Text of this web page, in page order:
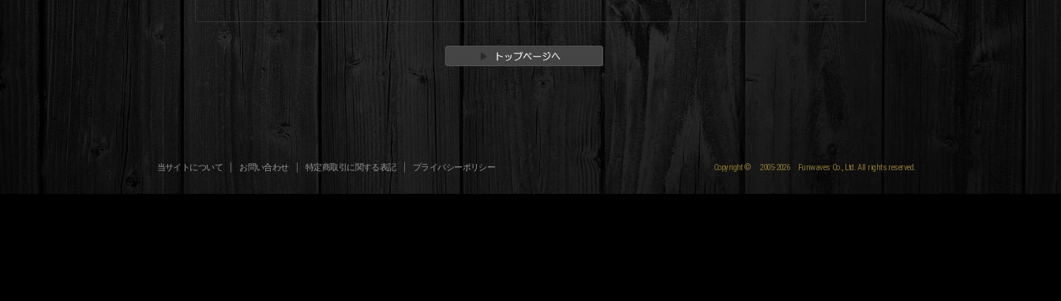
当サイトについて お問い合わせ 特定商取引に関する表記 プライバシーポリシー Copyright © 2005-2026 Funwaves Co., Ltd. All rights reserved.